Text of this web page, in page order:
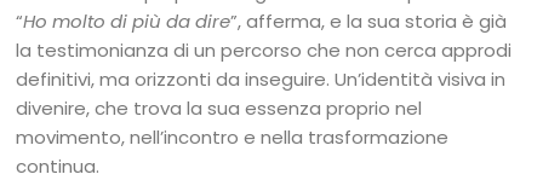
“Ho molto di più da dire”, afferma, e la sua storia è già
la testimonianza di un percorso che non cerca approdi
definitivi, ma orizzonti da inseguire. Un’identità visiva in
divenire, che trova la sua essenza proprio nel
movimento, nell’incontro e nella trasformazione
continua.